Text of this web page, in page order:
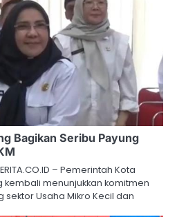
Bagikan Seribu Payung
– Pemerintah Kota
kembali menunjukkan komitmen
Usaha Mikro Kecil dan